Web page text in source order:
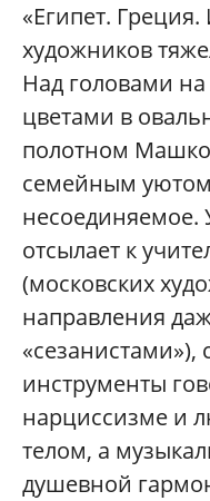
«Египет.
художников
Над головами
цветами в
полотном
семейным
несоединяемое.
отсылает к
(московских
направления
«сезанистами»),
инструменты
нарциссизме и
телом, а
душевной